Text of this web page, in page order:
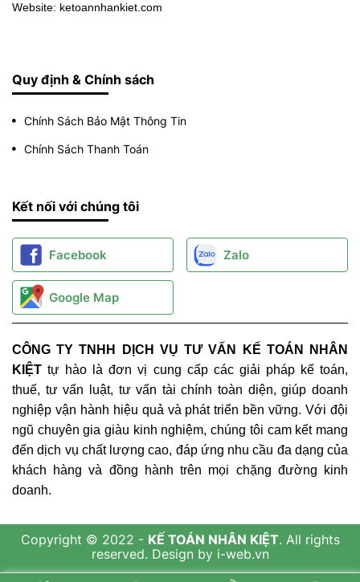
Website: ketoannhankiet.com
Quy định & Chính sách
Chính Sách Bảo Mật Thông Tin
Chính Sách Thanh Toán
Kết nối với chúng tôi
Facebook Zalo
Google Map
CÔNG TY TNHH DỊCH VỤ TƯ VẤN KẾ TOÁN NHÂN
KIỆT tự hào là đơn vị cung cấp các giải pháp kế toán,
thuế, tư vấn luật, tư vấn tài chính toàn diện, giúp doanh
nghiệp vận hành hiệu quả và phát triển bền vững. Với đội
ngũ chuyên gia giàu kinh nghiệm, chúng tôi cam kết mang
đến dịch vụ chất lượng cao, đáp ứng nhu cầu đa dạng của
khách hàng và đồng hành trên mọi chặng đường kinh
doanh.
Copyright © 2022 - KẾ TOÁN NHÂN KIỆT. All rights
reserved. Design by i-web.vn